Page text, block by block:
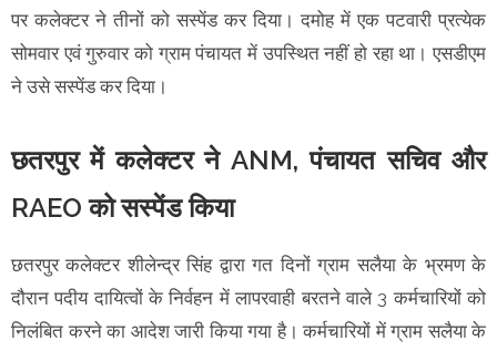
पर कलेक्टर ने तीनों को सस्पेंड कर दिया। दमोह में एक पटवारी प्रत्येक
सोमवार एवं गुरुवार को ग्राम पंचायत में उपस्थित नहीं हो रहा था। एसडीएम
ने उसे सस्पेंड कर दिया।
छतरपुर में कलेक्टर ने ANM, पंचायत सचिव और
RAEO को सस्पेंड किया
छतरपुर कलेक्टर शीलेन्द्र सिंह द्वारा गत दिनों ग्राम सलैया के भ्रमण के
दौरान पदीय दायित्वों के निर्वहन में लापरवाही बरतने वाले 3 कर्मचारियों को
निलंबित करने का आदेश जारी किया गया है। कर्मचारियों में ग्राम सलैया के